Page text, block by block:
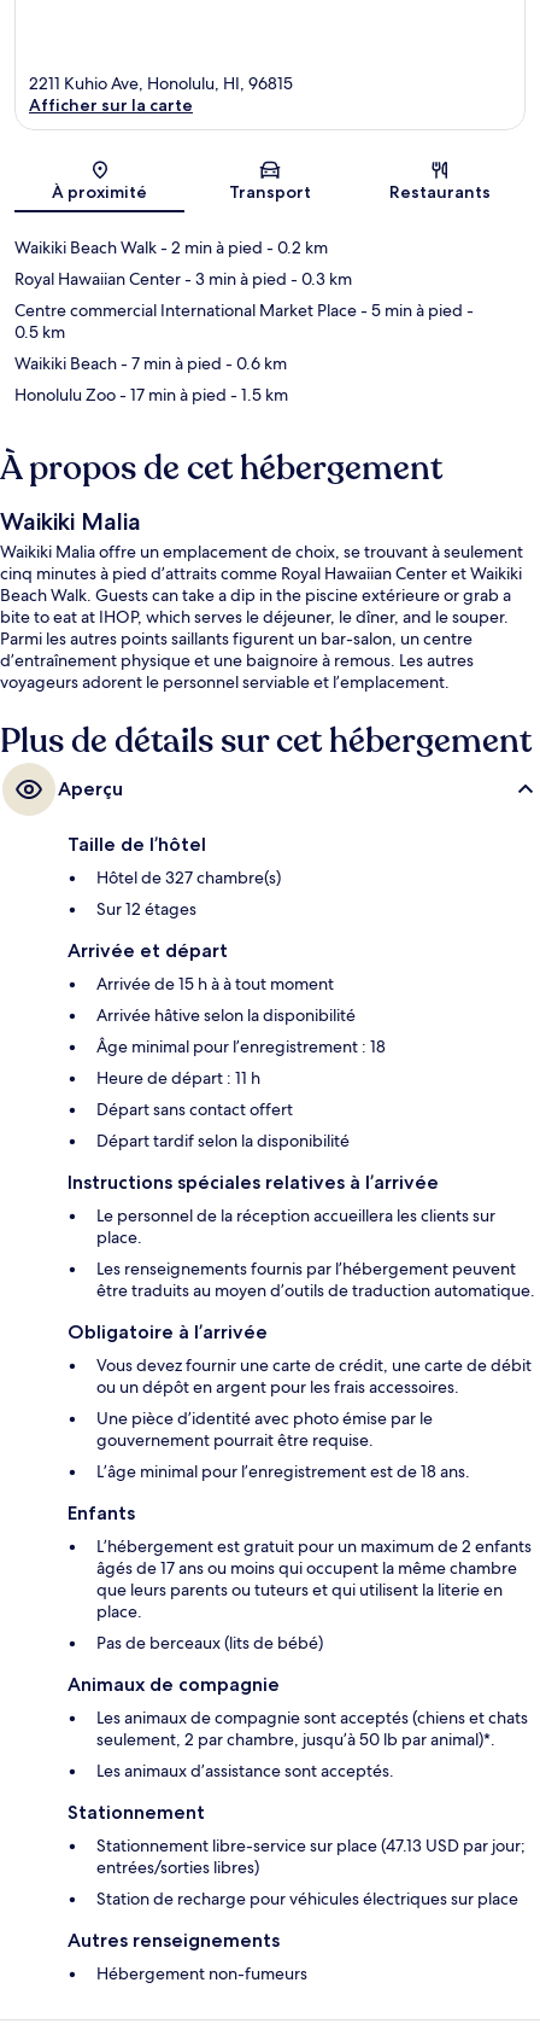
Carte
2211 Kuhio Ave, Honolulu, HI, 96815
Afficher sur la carte
À proximité Transport Restaurants
Waikiki Beach Walk- 2 min à pied - 0.2 km
Royal Hawaiian Center- 3 min à pied - 0.3 km
Centre commercial International Market Place- 5 min à pied -
0.5 km
Waikiki Beach- 7 min à pied - 0.6 km
Honolulu Zoo- 17 min à pied - 1.5 km
À propos de cet hébergement
Waikiki Malia
Waikiki Malia offre un emplacement de choix, se trouvant à seulement
cinq minutes à pied d’attraits comme Royal Hawaiian Center et Waikiki
Beach Walk. Guests can take a dip in the piscine extérieure or grab a
bite to eat at IHOP, which serves le déjeuner, le dîner, and le souper.
Parmi les autres points saillants figurent un bar-salon, un centre
d’entraînement physique et une baignoire à remous. Les autres
voyageurs adorent le personnel serviable et l’emplacement.
Plus de détails sur cet hébergement
Aperçu
Taille de l’hôtel
Hôtel de 327 chambre(s)
Sur 12 étages
Arrivée et départ
Arrivée de 15 h à à tout moment
Arrivée hâtive selon la disponibilité
Âge minimal pour l’enregistrement : 18
Heure de départ : 11 h
Départ sans contact offert
Départ tardif selon la disponibilité
Instructions spéciales relatives à l’arrivée
Le personnel de la réception accueillera les clients sur
place.
Les renseignements fournis par l’hébergement peuvent
être traduits au moyen d’outils de traduction automatique.
Obligatoire à l’arrivée
Vous devez fournir une carte de crédit, une carte de débit
ou un dépôt en argent pour les frais accessoires.
Une pièce d’identité avec photo émise par le
gouvernement pourrait être requise.
L’âge minimal pour l’enregistrement est de 18 ans.
Enfants
L’hébergement est gratuit pour un maximum de 2 enfants
âgés de 17 ans ou moins qui occupent la même chambre
que leurs parents ou tuteurs et qui utilisent la literie en
place.
Pas de berceaux (lits de bébé)
Animaux de compagnie
Les animaux de compagnie sont acceptés (chiens et chats
seulement, 2 par chambre, jusqu’à 50 lb par animal)*.
Les animaux d’assistance sont acceptés.
Stationnement
Stationnement libre-service sur place (47.13 USD par jour;
entrées/sorties libres)
Station de recharge pour véhicules électriques sur place
Autres renseignements
Hébergement non-fumeurs